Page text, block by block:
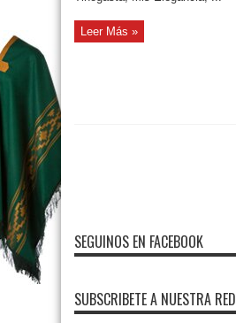
Leer Más »
SEGUINOS EN FACEBOOK
SUBSCRIBETE A NUESTRA RED